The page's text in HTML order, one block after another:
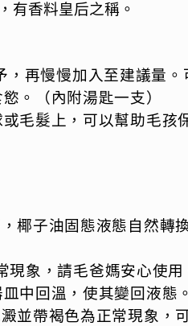
有香料皇后之稱。
，再慢慢加入至建議量。
。（內附湯匙一支）
毛髮上，可以幫助毛孩
椰子油固態液態自然轉
象，請毛爸媽安心使用
中回溫，使其變回液態。
並帶褐色為正常現象，